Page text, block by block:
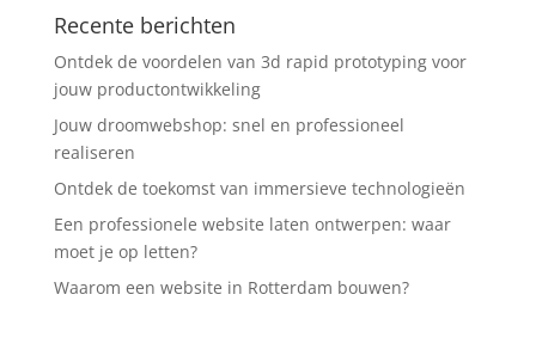
Recente berichten
Ontdek de voordelen van 3d rapid prototyping voor
jouw productontwikkeling
Jouw droomwebshop: snel en professioneel
realiseren
Ontdek de toekomst van immersieve technologieën
Een professionele website laten ontwerpen: waar
moet je op letten?
Waarom een website in Rotterdam bouwen?